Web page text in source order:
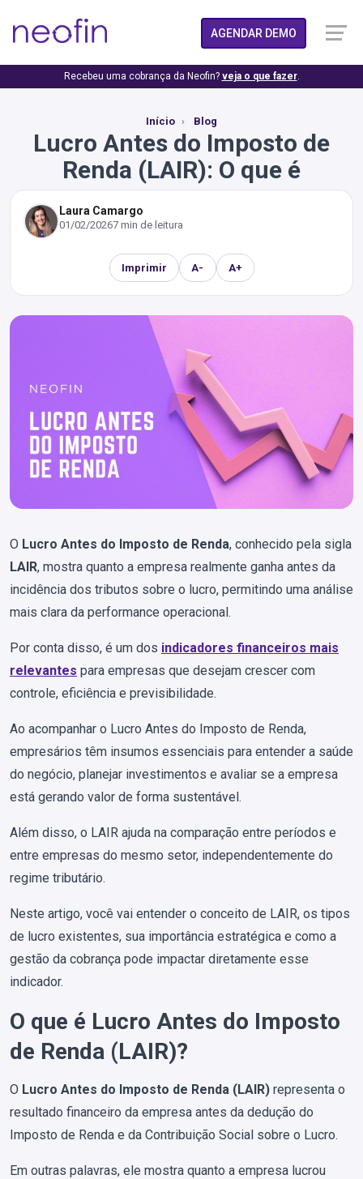
AGENDAR DEMO
Recebeu uma cobrança da Neofin? veja o que fazer.
Início Blog
Lucro Antes do Imposto de
Renda (LAIR): O que é
Laura Camargo
01/02/20267 min de leitura
Imprimir A- A+
O Lucro Antes do Imposto de Renda, conhecido pela sigla
LAIR, mostra quanto a empresa realmente ganha antes da
incidência dos tributos sobre o lucro, permitindo uma análise
mais clara da performance operacional.
Por conta disso, é um dos indicadores financeiros mais
relevantes para empresas que desejam crescer com
controle, eficiência e previsibilidade.
Ao acompanhar o Lucro Antes do Imposto de Renda,
empresários têm insumos essenciais para entender a saúde
do negócio, planejar investimentos e avaliar se a empresa
está gerando valor de forma sustentável.
Além disso, o LAIR ajuda na comparação entre períodos e
entre empresas do mesmo setor, independentemente do
regime tributário.
Neste artigo, você vai entender o conceito de LAIR, os tipos
de lucro existentes, sua importância estratégica e como a
gestão da cobrança pode impactar diretamente esse
indicador.
O que é Lucro Antes do Imposto
de Renda (LAIR)?
O Lucro Antes do Imposto de Renda (LAIR) representa o
resultado financeiro da empresa antes da dedução do
Imposto de Renda e da Contribuição Social sobre o Lucro.
Em outras palavras, ele mostra quanto a empresa lucrou